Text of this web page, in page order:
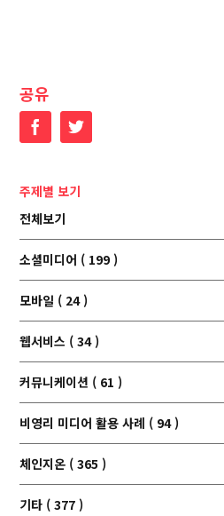
공유
FacebookTwitter
주제별 보기
전체보기
소셜미디어 ( 199 )
모바일 ( 24 )
웹서비스 ( 34 )
커뮤니케이션 ( 61 )
비영리 미디어 활용 사례 ( 94 )
체인지온 ( 365 )
기타 ( 377 )